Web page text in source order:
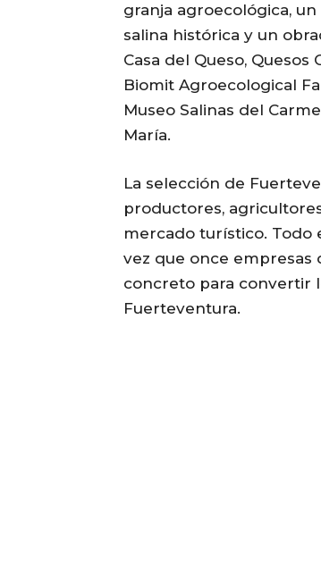
granja agroecológica,
salina histórica y un
Casa del Queso, Quesos
Biomit Agroecological
Museo Salinas del
María.
La selección de
productores,
mercado turístico. Todo
vez que once
concreto para convertir
Fuerteventura.